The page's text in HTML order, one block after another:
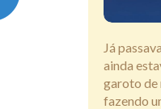
Já
ainda
garoto de
fazendo